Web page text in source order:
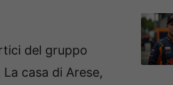
del gruppo
casa di Arese,